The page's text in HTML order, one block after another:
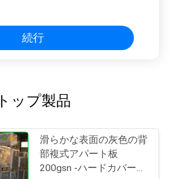
続行
トップ製品
滑らかな表面の灰色の背
部複式アパート板
200gsn -ハードカバー本